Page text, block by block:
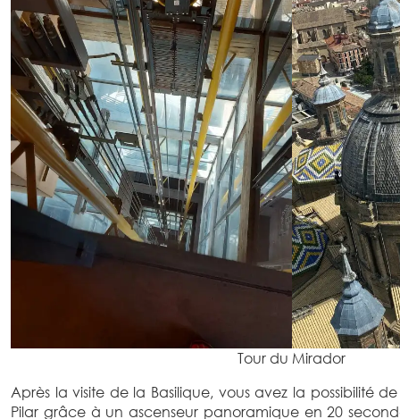
Tour du Mirador
Après la visite de la Basilique, vous avez la possibilité
Pilar grâce à un ascenseur panoramique en 20